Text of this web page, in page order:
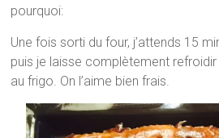
pourquoi:
Une fois sorti du four, j’attends 15
puis je laisse complètement
au frigo. On l’aime bien frais.